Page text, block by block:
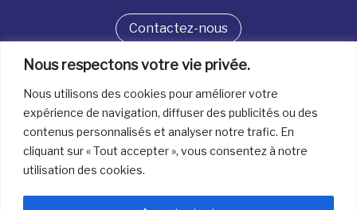
Nous respectons votre vie privée.
Nous utilisons des cookies pour améliorer votre
expérience de navigation, diffuser des publicités ou des
contenus personnalisés et analyser notre trafic. En
cliquant sur « Tout accepter », vous consentez à notre
utilisation des cookies.
Contactez-nous
Suivez-nous
Tous droits réservés. © La boîte à bijoux 2026